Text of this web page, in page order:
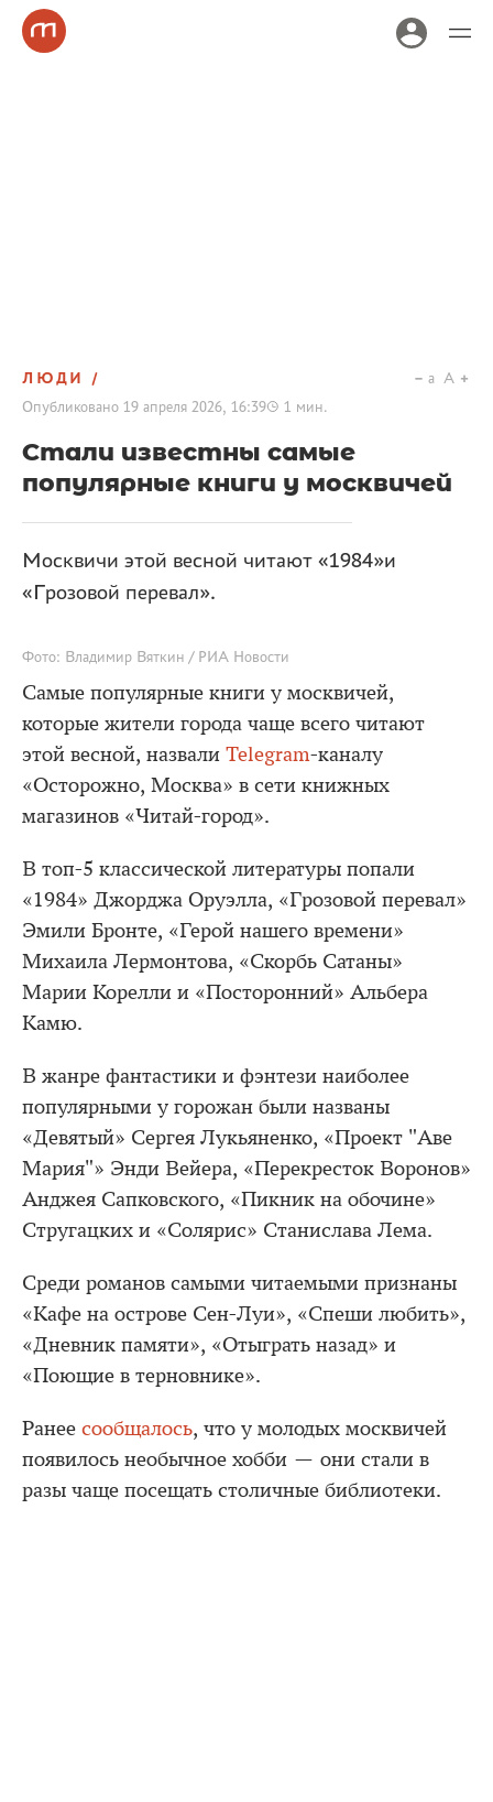
ЛЮДИ
Опубликовано 19 апреля 2026, 16:39 1 мин.
a A
Стали известны самые
популярные книги у москвичей
Москвичи этой весной читают «1984»и
«Грозовой перевал».
Фото: Владимир Вяткин / РИА Новости
Самые популярные книги у москвичей,
которые жители города чаще всего читают
этой весной, назвали Telegram-каналу
«Осторожно, Москва» в сети книжных
магазинов «Читай-город».
В топ-5 классической литературы попали
«1984» Джорджа Оруэлла, «Грозовой перевал»
Эмили Бронте, «Герой нашего времени»
Михаила Лермонтова, «Скорбь Сатаны»
Марии Корелли и «Посторонний» Альбера
Камю.
В жанре фантастики и фэнтези наиболее
популярными у горожан были названы
«Девятый» Сергея Лукьяненко, «Проект "Аве
Мария"» Энди Вейера, «Перекресток Воронов»
Анджея Сапковского, «Пикник на обочине»
Стругацких и «Солярис» Станислава Лема.
Среди романов самыми читаемыми признаны
«Кафе на острове Сен-Луи», «Спеши любить»,
«Дневник памяти», «Отыграть назад» и
«Поющие в терновнике».
Ранее сообщалось, что у молодых москвичей
появилось необычное хобби — они стали в
разы чаще посещать столичные библиотеки.